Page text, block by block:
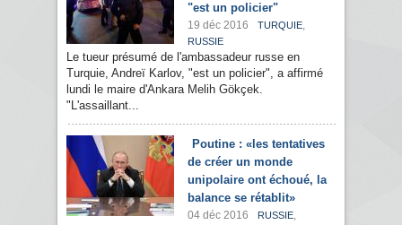
"est un policier"
19 déc 2016 TURQUIE,
RUSSIE
Le tueur présumé de l'ambassadeur russe en
Turquie, Andreï Karlov, "est un policier", a affirmé
lundi le maire d'Ankara Melih Gökçek.
"L'assaillant...
Poutine : «les tentatives
de créer un monde
unipolaire ont échoué, la
balance se rétablit»
04 déc 2016 RUSSIE,